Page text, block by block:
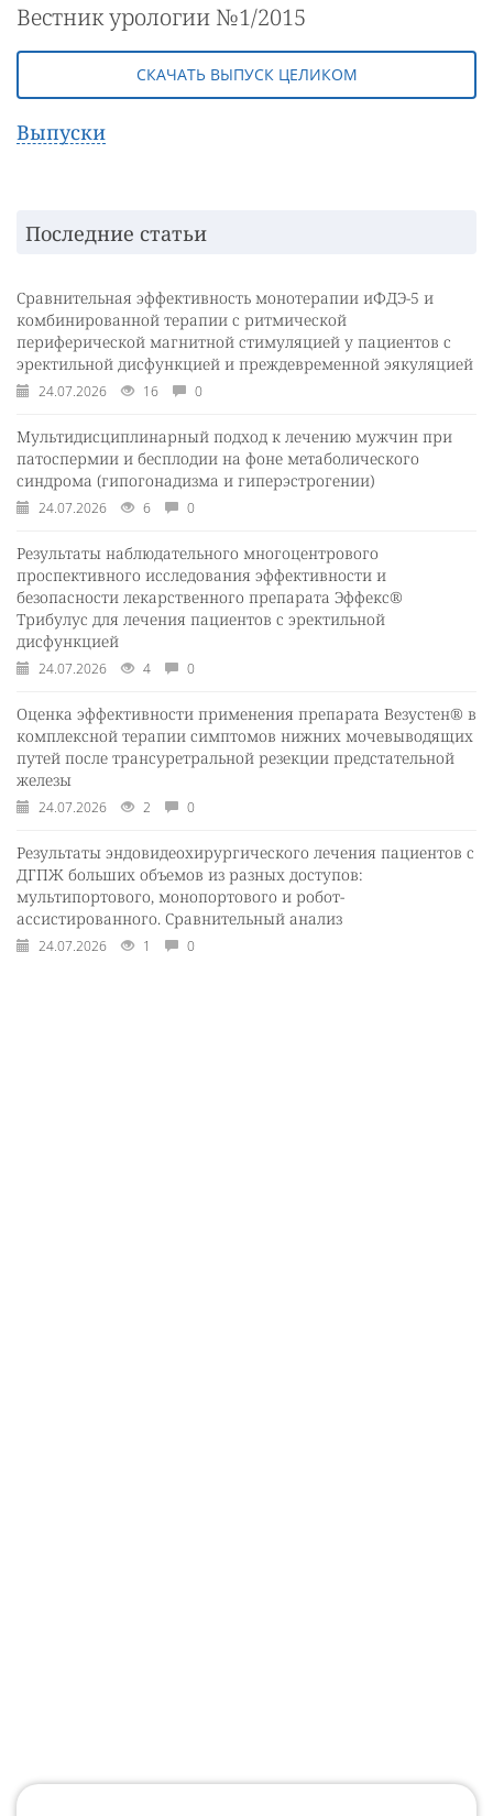
Вестник урологии №1/2015
СКАЧАТЬ ВЫПУСК ЦЕЛИКОМ
Выпуски
Последние статьи
Сравнительная эффективность монотерапии иФДЭ-5 и
комбинированной терапии с ритмической
периферической магнитной стимуляцией у пациентов с
эректильной дисфункцией и преждевременной эякуляцией
24.07.2026 16 0
Мультидисциплинарный подход к лечению мужчин при
патоспермии и бесплодии на фоне метаболического
синдрома (гипогонадизма и гиперэстрогении)
24.07.2026 6 0
Результаты наблюдательного многоцентрового
проспективного исследования эффективности и
безопасности лекарственного препарата Эффекс®
Трибулус для лечения пациентов с эректильной
дисфункцией
24.07.2026 4 0
Оценка эффективности применения препарата Везустен® в
комплексной терапии симптомов нижних мочевыводящих
путей после трансуретральной резекции предстательной
железы
24.07.2026 2 0
Результаты эндовидеохирургического лечения пациентов с
ДГПЖ больших объемов из разных доступов:
мультипортового, монопортового и робот-
ассистированного. Сравнительный анализ
24.07.2026 1 0